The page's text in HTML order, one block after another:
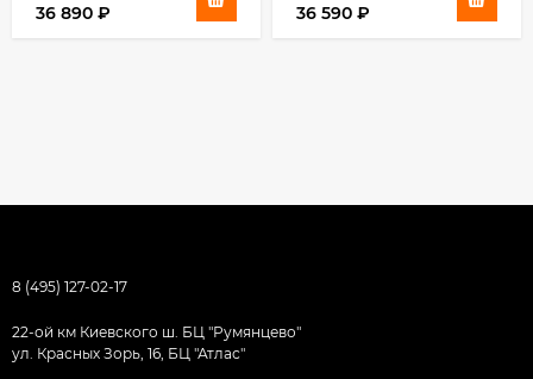
36 890 ₽ 36 590 ₽
8 (495) 127-02-17
22-ой км Киевского ш. БЦ "Румянцево"
ул. Красных Зорь, 16, БЦ "Атлас"